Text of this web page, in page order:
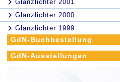
Glanzlichter 2001
Glanzlichter 2000
Glanzlichter 1999
GdN-Buchbestellung
GdN-Ausstellungen